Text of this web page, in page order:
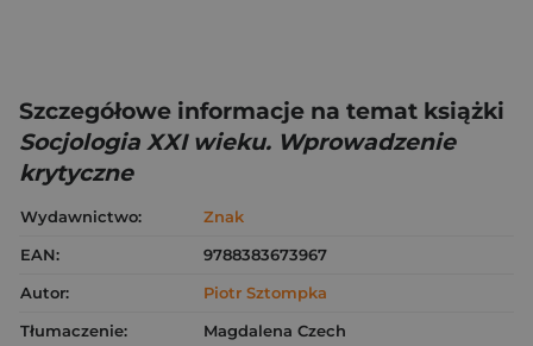
Szczegółowe informacje na temat książki
Socjologia XXI wieku. Wprowadzenie
krytyczne
Wydawnictwo:
Znak
EAN:
9788383673967
Autor:
Piotr Sztompka
Tłumaczenie:
Magdalena Czech